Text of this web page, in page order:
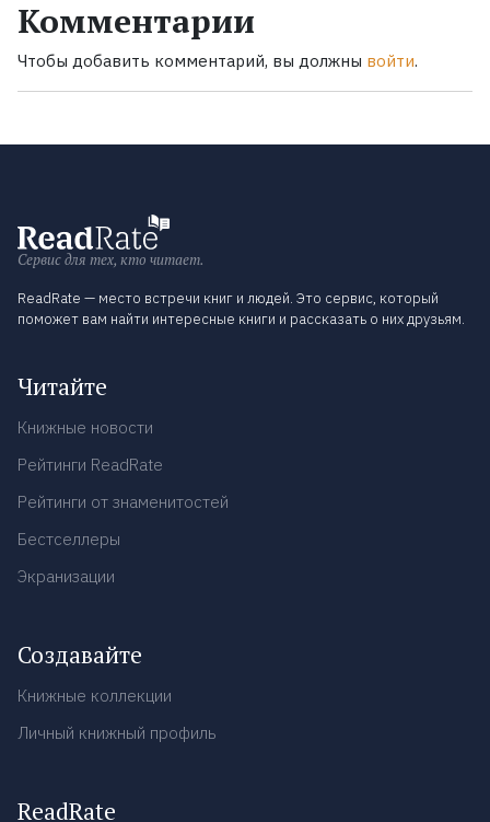
Комментарии
Чтобы добавить комментарий, вы должны войти.
Сервис для тех, кто читает.
ReadRate — место встречи книг и людей. Это сервис, который
поможет вам найти интересные книги и рассказать о них друзьям.
Читайте
Книжные новости
Рейтинги ReadRate
Рейтинги от знаменитостей
Бестселлеры
Экранизации
Создавайте
Книжные коллекции
Личный книжный профиль
ReadRate